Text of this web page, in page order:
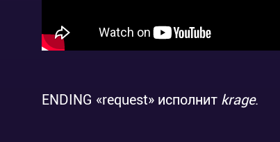
ENDING «request» исполнит krage.